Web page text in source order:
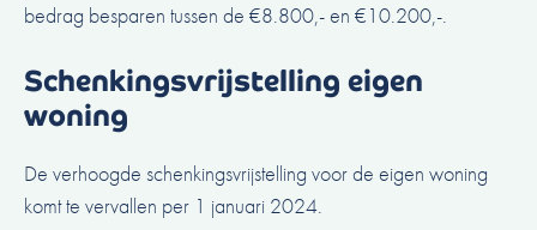
bedrag besparen tussen de €8.800,- en €10.200,-.
Schenkingsvrijstelling eigen
woning
De verhoogde schenkingsvrijstelling voor de eigen woning
komt te vervallen per 1 januari 2024.